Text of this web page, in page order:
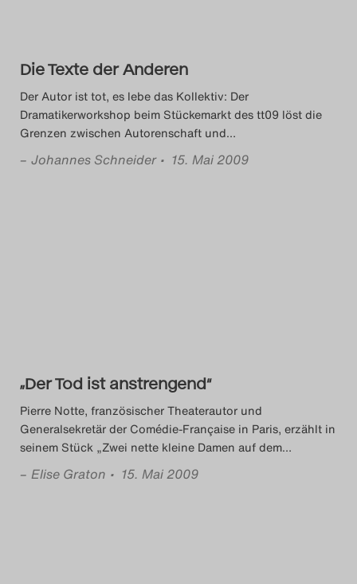
Die Texte der Anderen
Der Autor ist tot, es lebe das Kollektiv: Der
Dramatikerworkshop beim Stückemarkt des tt09 löst die
Grenzen zwischen Autorenschaft und…
– Johannes Schneider • 15. Mai 2009
„Der Tod ist anstrengend“
Pierre Notte, französischer Theaterautor und
Generalsekretär der Comédie-Française in Paris, erzählt in
seinem Stück „Zwei nette kleine Damen auf dem…
– Elise Graton • 15. Mai 2009